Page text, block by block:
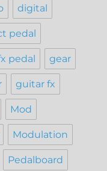
digital
pedal
pedal gear
guitar fx
Mod
Modulation
Pedalboard